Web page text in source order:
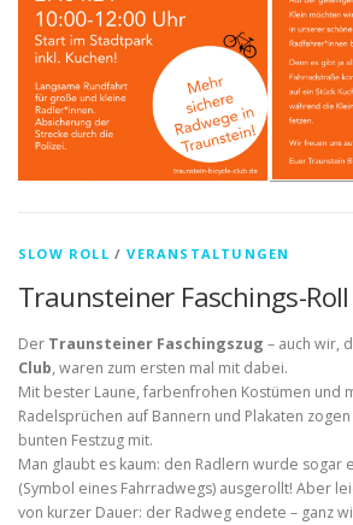
SLOW ROLL /VERANSTALTUNGEN
Traunsteiner Faschings-Roll
Der Traunsteiner Faschingszug – auch wir,
Club, waren zum ersten mal mit dabei.
Mit bester Laune, farbenfrohen Kostümen und
Radelsprüchen auf Bannern und Plakaten
bunten Festzug mit.
Man glaubt es kaum: den Radlern wurde sogar
(Symbol eines Fahrradwegs) ausgerollt! Aber
von kurzer Dauer: der Radweg endete – ganz